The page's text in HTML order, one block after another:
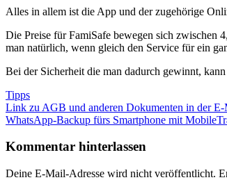
Alles in allem ist die App und der zugehörige
Die Preise für FamiSafe bewegen sich zwischen
man natürlich, wenn gleich den Service für ein
Bei der Sicherheit die man dadurch gewinnt,
Tipps
Beitragsnavigation
Vorheriger
Beitrag:
Link zu AGB und anderen Dokumenten in der
Nächster
WhatsApp-Backup fürs Smartphone mit
Kommentar hinterlassen
Deine E-Mail-Adresse wird nicht veröffentlicht.